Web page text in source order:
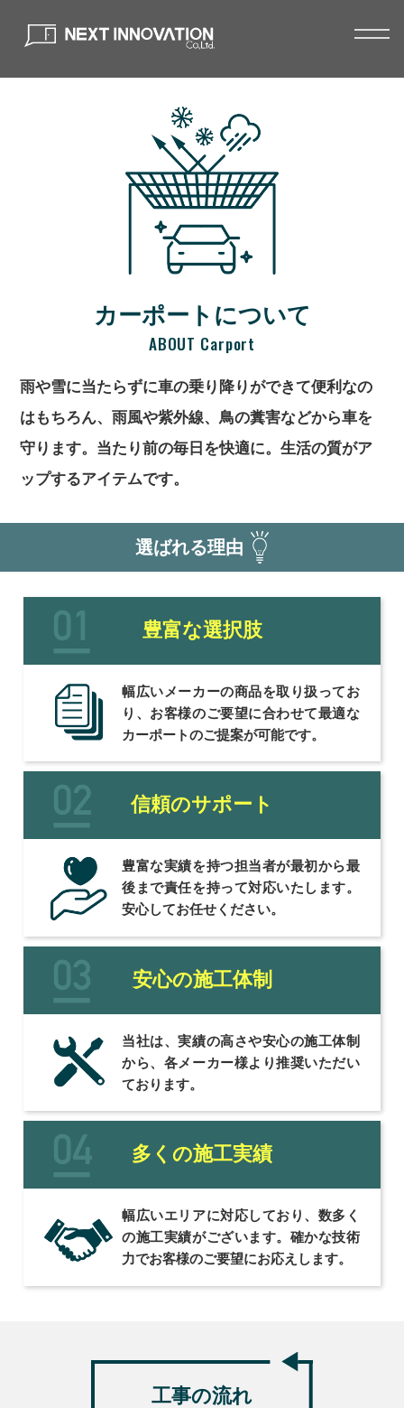
カーポートについて
ABOUT Carport
雨や雪に当たらずに車の乗り降りができて便利なの
はもちろん、雨風や紫外線、鳥の糞害などから車を
守ります。当たり前の毎日を快適に。生活の質がア
ップするアイテムです。
選ばれる理由
豊富な選択肢
幅広いメーカーの商品を取り扱ってお
り、お客様のご要望に合わせて最適な
カーポートのご提案が可能です。
信頼のサポート
豊富な実績を持つ担当者が最初から最
後まで責任を持って対応いたします。
安心してお任せください。
安心の施工体制
当社は、実績の高さや安心の施工体制
から、各メーカー様より推奨いただい
ております。
多くの施工実績
幅広いエリアに対応しており、数多く
の施工実績がございます。確かな技術
力でお客様のご要望にお応えします。
工事の流れ